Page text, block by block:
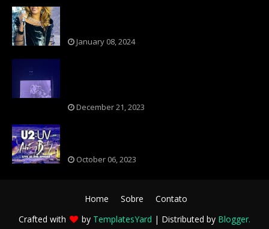
January 08, 2024
December 21, 2023
October 06, 2023
Home Sobre
Contato
Crafted with
by TemplatesYard | Distributed by Blogger.